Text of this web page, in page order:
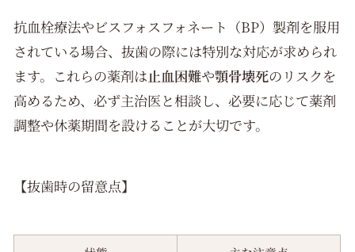
抗血栓療法やビスフォスフォネート（BP）製剤を服用
されている場合、抜歯の際には特別な対応が求められ
ます。これらの薬剤は止血困難や顎骨壊死のリスクを
高めるため、必ず主治医と相談し、必要に応じて薬剤
調整や休薬期間を設けることが大切です。
【抜歯時の留意点】